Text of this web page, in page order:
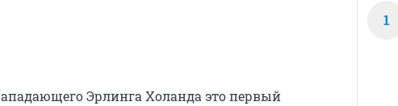
Эрлинга Холанда это первый
1